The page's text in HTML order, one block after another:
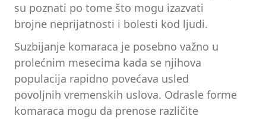
su poznati po tome što mogu izazvati
brojne neprijatnosti i bolesti kod ljudi.
Suzbijanje komaraca je posebno važno u
prolećnim mesecima kada se njihova
populacija rapidno povećava usled
povoljnih vremenskih uslova. Odrasle forme
komaraca mogu da prenose različite